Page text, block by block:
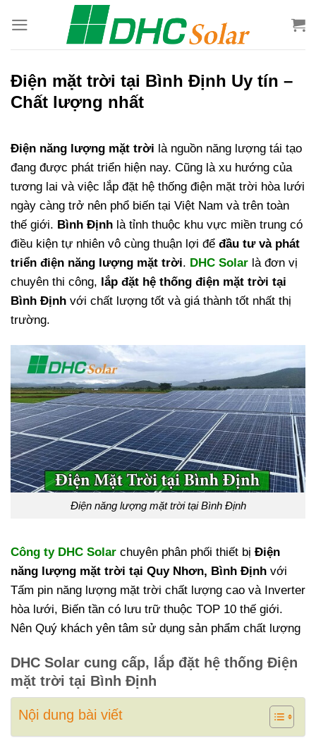
qua
nội
Điện mặt trời tại Bình Định Uy tín –
Chất lượng nhất
Điện năng lượng mặt trời là nguồn năng lượng tái tạo
đang được phát triển hiện nay. Cũng là xu hướng của
tương lai và việc lắp đặt hệ thống điện mặt trời hòa lưới
ngày càng trở nên phổ biến tại Việt Nam và trên toàn
thế giới. Bình Định là tỉnh thuộc khu vực miền trung có
điều kiện tự nhiên vô cùng thuận lợi để đầu tư và phát
triển điện năng lượng mặt trời. DHC Solar là đơn vị
chuyên thi công, lắp đặt hệ thống điện mặt trời tại
Bình Định với chất lượng tốt và giá thành tốt nhất thị
trường.
Điện năng lượng mặt trời tại Bình Định
Công ty DHC Solar chuyên phân phối thiết bị Điện
năng lượng mặt trời tại Quy Nhơn, Bình Định với
Tấm pin năng lượng mặt trời chất lượng cao và Inverter
hòa lưới, Biến tần có lưu trữ thuộc TOP 10 thế giới.
Nên Quý khách yên tâm sử dụng sản phẩm chất lượng
DHC Solar cung cấp, lắp đặt hệ thống Điện
mặt trời tại Bình Định
Nội dung bài viết